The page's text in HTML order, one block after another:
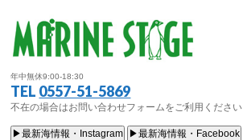
年中無休9:00-18:30
TEL 0557-51-5869
不在の場合はお問い合わせフォームをご利用ください
▶最新海情報・Instagram ▶最新海情報・Facebook